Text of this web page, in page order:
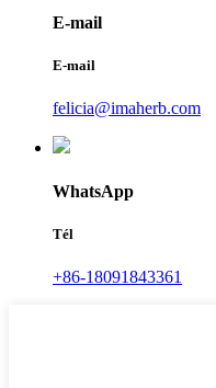
E-mail
E-mail
felicia@imaherb.com
WhatsApp
Tél
+86-18091843361